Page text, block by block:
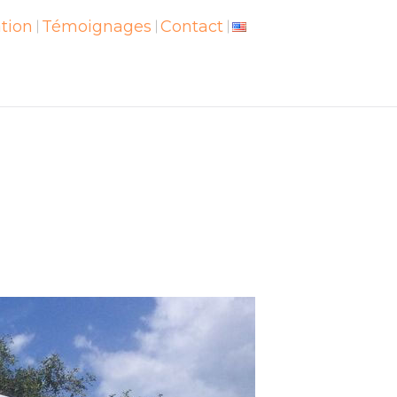
Témoignages Contact
Témoignages Contact